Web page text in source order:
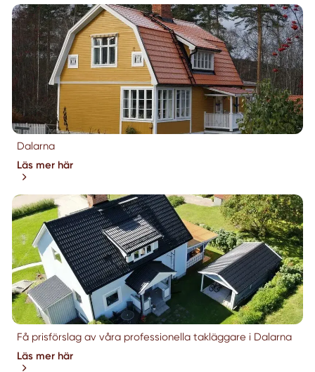
Dalarna
Läs mer här
Få prisförslag av våra professionella takläggare i Dalarna
Läs mer här